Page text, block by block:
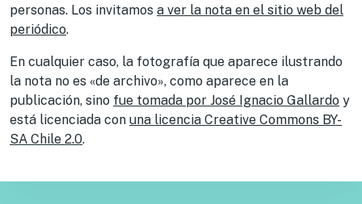
personas. Los invitamos a ver la nota en el sitio web del
periódico.
En cualquier caso, la fotografía que aparece ilustrando
la nota no es «de archivo», como aparece en la
publicación, sino fue tomada por José Ignacio Gallardo y
está licenciada con una licencia Creative Commons BY-
SA Chile 2.0.